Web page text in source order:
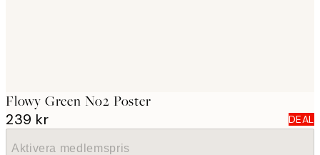
Flowy Green No2 Poster
239 kr DEAL
Aktivera medlemspris